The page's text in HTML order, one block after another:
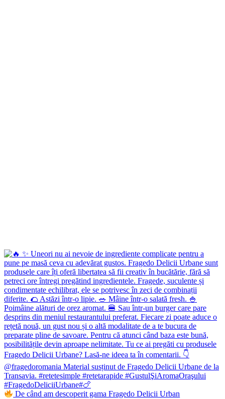
De când am descoperit gama Fragedo Delicii Urban